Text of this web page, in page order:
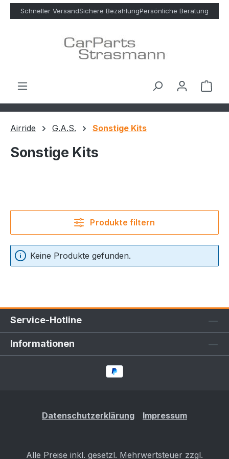
Zum Hauptinhalt springen
Schneller VersandSichere BezahlungPersönliche Beratung
Airride G.A.S. Sonstige Kits
Sonstige Kits
Produkte filtern
Keine Produkte gefunden.
Service-Hotline
Informationen
Datenschutzerklärung Impressum
Alle Preise inkl. gesetzl. Mehrwertsteuer zzgl.